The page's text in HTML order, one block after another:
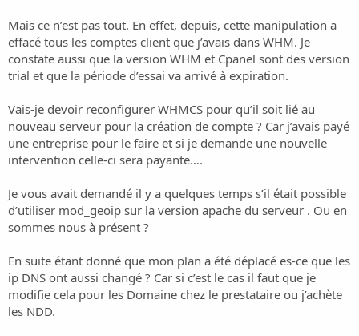
Mais ce n’est pas tout. En effet, depuis, cette manipulation a
effacé tous les comptes client que j’avais dans WHM. Je
constate aussi que la version WHM et Cpanel sont des version
trial et que la période d’essai va arrivé à expiration.
Vais-je devoir reconfigurer WHMCS pour qu’il soit lié au
nouveau serveur pour la création de compte ? Car j’avais payé
une entreprise pour le faire et si je demande une nouvelle
intervention celle-ci sera payante….
Je vous avait demandé il y a quelques temps s’il était possible
d’utiliser mod_geoip sur la version apache du serveur . Ou en
sommes nous à présent ?
En suite étant donné que mon plan a été déplacé es-ce que les
ip DNS ont aussi changé ? Car si c’est le cas il faut que je
modifie cela pour les Domaine chez le prestataire ou j’achète
les NDD.